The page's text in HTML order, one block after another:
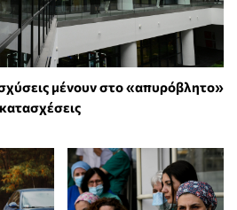
μένουν στο «απυρόβλητο»